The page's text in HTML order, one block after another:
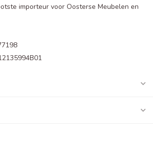
importeur voor Oosterse Meubelen en